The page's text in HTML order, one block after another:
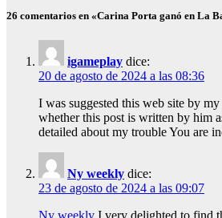
26 comentarios en «Carina Porta ganó en La
igameplay dice:
20 de agosto de 2024 a las 08:36
I was suggested this web site by
whether this post is written by him
detailed about my trouble You are
Ny weekly dice:
23 de agosto de 2024 a las 09:07
Ny weekly I very delighted to find